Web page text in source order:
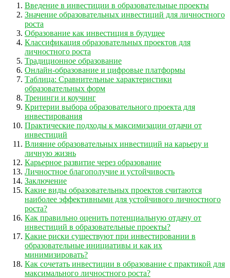
Введение в инвестиции в образовательные проекты
Значение образовательных инвестиций для личностного
роста
Образование как инвестиция в будущее
Классификация образовательных проектов для
личностного роста
Традиционное образование
Онлайн-образование и цифровые платформы
Таблица: Сравнительные характеристики
образовательных форм
Тренинги и коучинг
Критерии выбора образовательного проекта для
инвестирования
Практические подходы к максимизации отдачи от
инвестиций
Влияние образовательных инвестиций на карьеру и
личную жизнь
Карьерное развитие через образование
Личностное благополучие и устойчивость
Заключение
Какие виды образовательных проектов считаются
наиболее эффективными для устойчивого личностного
роста?
Как правильно оценить потенциальную отдачу от
инвестиций в образовательные проекты?
Какие риски существуют при инвестировании в
образовательные инициативы и как их
минимизировать?
Как сочетать инвестиции в образование с практикой для
максимального личностного роста?